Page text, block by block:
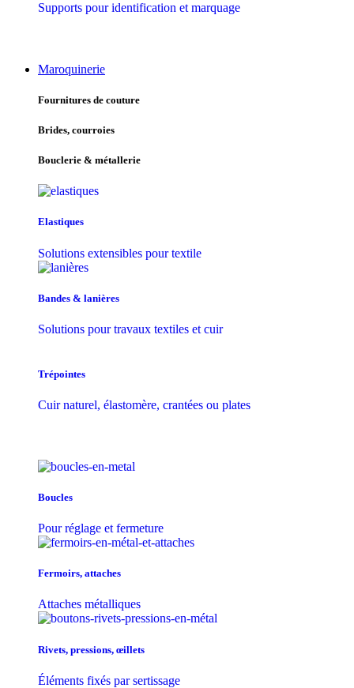
Supports pour identification et marquage
Maroquinerie
Fournitures de couture
Brides, courroies
Bouclerie & métallerie
Elastiques
Solutions extensibles pour textile
Bandes & lanières
Solutions pour travaux textiles et cuir
Trépointes
Cuir naturel, élastomère, crantées ou plates
Boucles
Pour réglage et fermeture
Fermoirs, attaches
Attaches métalliques
Rivets, pressions, œillets
Éléments fixés par sertissage